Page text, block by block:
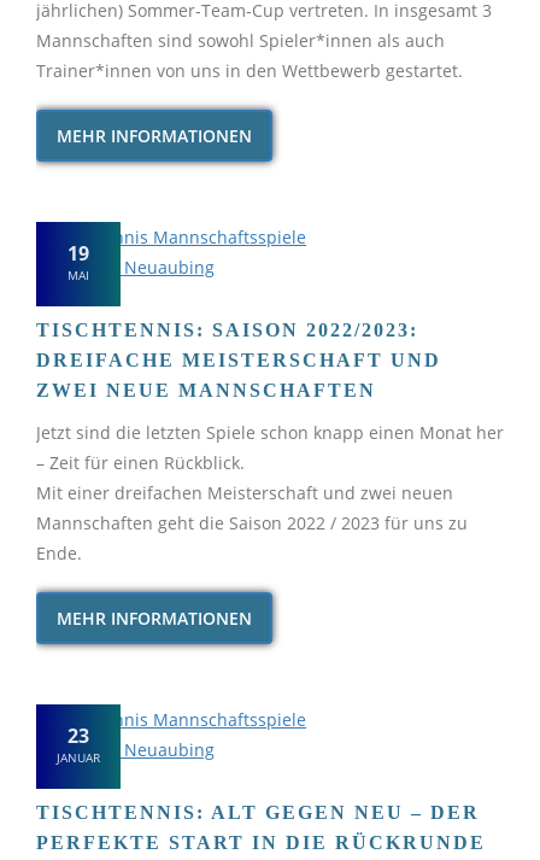
jährlichen) Sommer-Team-Cup vertreten. In insgesamt 3
Mannschaften sind sowohl Spieler*innen als auch
Trainer*innen von uns in den Wettbewerb gestartet.
MEHR INFORMATIONEN
TISCHTENNIS: SAISON 2022/2023:
DREIFACHE MEISTERSCHAFT UND
ZWEI NEUE MANNSCHAFTEN
19
MAI
Jetzt sind die letzten Spiele schon knapp einen Monat her
– Zeit für einen Rückblick.
Mit einer dreifachen Meisterschaft und zwei neuen
Mannschaften geht die Saison 2022 / 2023 für uns zu
Ende.
MEHR INFORMATIONEN
TISCHTENNIS: ALT GEGEN NEU – DER
PERFEKTE START IN DIE RÜCKRUNDE
23
JANUAR